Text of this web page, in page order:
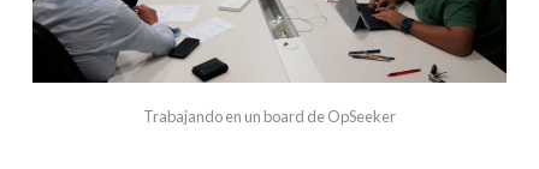
Trabajando en un board de OpSeeker